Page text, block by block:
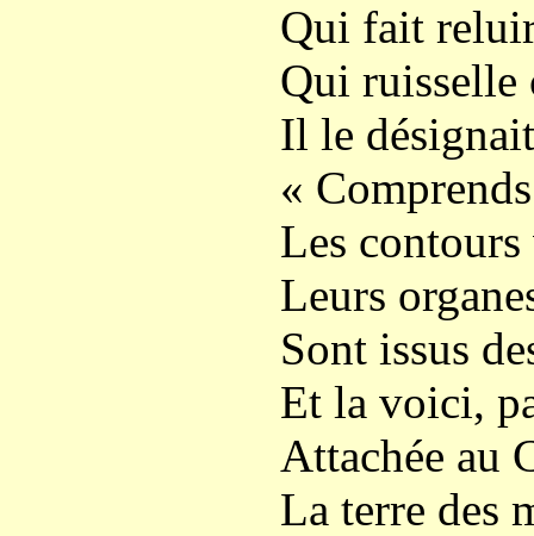
Qui fait
Qui ruisselle
Il le
«
Les
Leurs
Sont issus
Et la voici,
Attachée au
La terre des